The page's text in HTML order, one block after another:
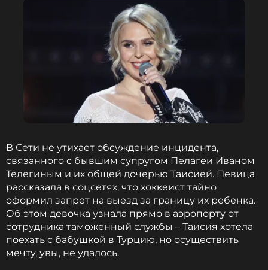
В Сети не утихает обсуждение инцидента,
связанного с бывшим супругом Пелагеи Иваном
Телегиным и их общей дочерью Таисией. Певица
рассказала в соцсетях, что хоккеист тайно
оформил запрет на выезд за границу их ребенка.
Об этом девочка узнала прямо в аэропорту от
сотрудника таможенный службы – Таисия хотела
поехать с бабушкой в Турцию, но осуществить
мечту, увы, не удалось.